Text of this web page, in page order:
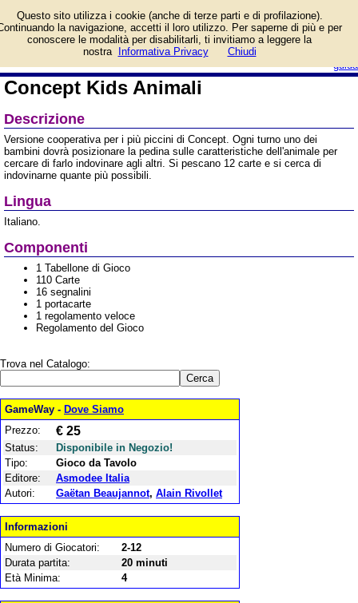
guida
Kids Animali e prezzo di
vendita. Prodotto da
Concept Kids Animali
Descrizione
Versione cooperativa per i più piccini di Concept. Ogni turno uno dei
bambini dovrà posizionare la pedina sulle caratteristiche dell'animale per
cercare di farlo indovinare agli altri. Si pescano 12 carte e si cerca di
indovinarne quante più possibili.
Lingua
Italiano.
Componenti
1 Tabellone di Gioco
110 Carte
16 segnalini
1 portacarte
1 regolamento veloce
Regolamento del Gioco
Trova nel Catalogo:
GameWay - Dove Siamo
Prezzo:
€ 25
Status:
Disponibile in Negozio!
Tipo:
Gioco da Tavolo
Editore:
Asmodee Italia
Autori:
Gaëtan Beaujannot, Alain Rivollet
Informazioni
Numero di Giocatori:
2-12
Durata partita:
20 minuti
Età Minima:
4
Questo sito utilizza i cookie (anche di terze parti e di profilazione).
la navigazione, accetti il loro utilizzo. Per saperne di più e per
conoscere le modalità per disabilitarli, ti invitiamo a leggere la
nostra
Informativa Privacy Chiudi